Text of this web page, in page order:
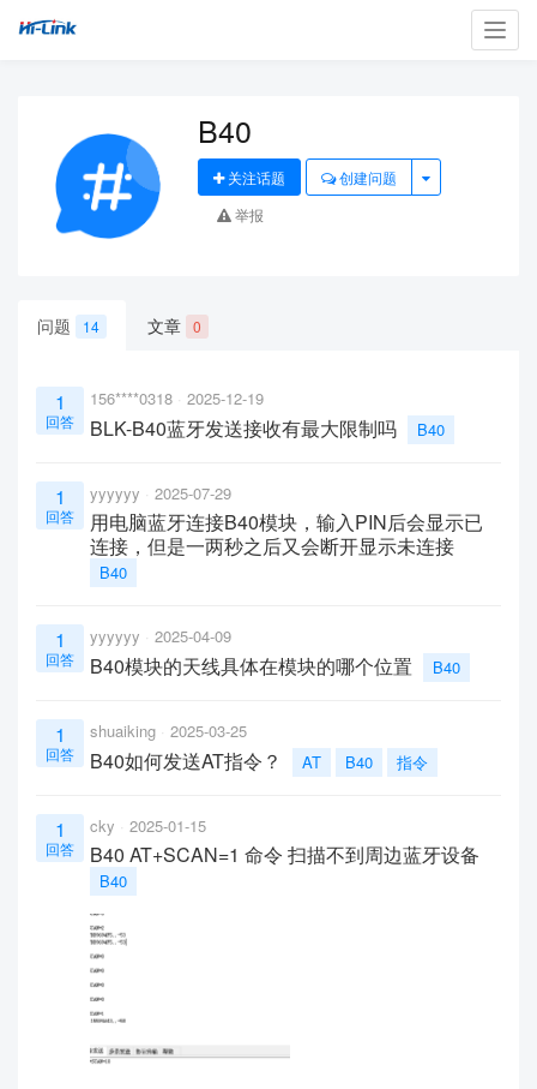
B40
关注话题
创建问题
举报
问题 14 文章 0
1
回答
156****0318 2025-12-19
BLK-B40蓝牙发送接收有最大限制吗 B40
1
回答
yyyyyy 2025-07-29
用电脑蓝牙连接B40模块，输入PIN后会显示已
连接，但是一两秒之后又会断开显示未连接
B40
1
回答
yyyyyy 2025-04-09
B40模块的天线具体在模块的哪个位置 B40
1
回答
shuaiking 2025-03-25
B40如何发送AT指令？ AT B40 指令
1
回答
cky 2025-01-15
B40 AT+SCAN=1 命令 扫描不到周边蓝牙设备
B40